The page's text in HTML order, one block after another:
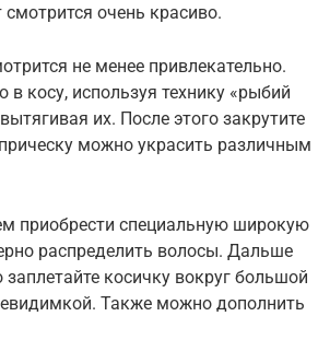
очень красиво.
не менее привлекательно.
в косу, используя технику «рыбий
их. После этого закрутите
можно украсить различным
приобрести специальную широкую
распределить волосы. Дальше
косичку вокруг большой
Также можно дополнить